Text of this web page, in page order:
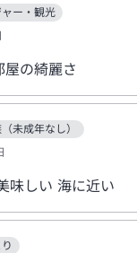
ャー・観光
屋の綺麗さ
未成年なし）
味しい 海に近い